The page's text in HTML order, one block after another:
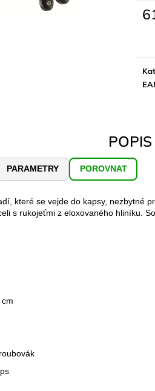
POPIS
PARAMETRY POROVNAT
které se vejde do kapsy, nezbytné
s rukojeťmi z eloxovaného hliníku.